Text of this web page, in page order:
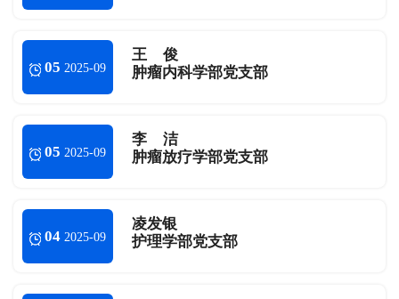
05 2025-09
王 俊
肿瘤内科学部党支部
05 2025-09
李 洁
肿瘤放疗学部党支部
04 2025-09
凌发银
护理学部党支部